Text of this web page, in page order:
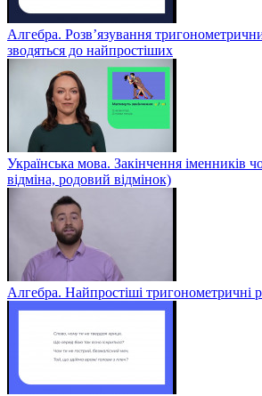
Алгебра. Розв’язування
зводяться до найпростіших
Українська мова. Закінчення іменників
відміна, родовий відмінок)
Алгебра. Найпростіші тригонометричні